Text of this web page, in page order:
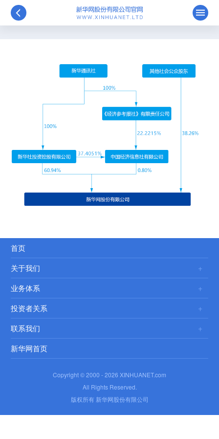
首页
关于我们
业务体系
投资者关系
联系我们
新华网首页
Copyright © 2000 -2026 XINHUANET.com
All Rights Reserved.
版权所有 新华网股份有限公司